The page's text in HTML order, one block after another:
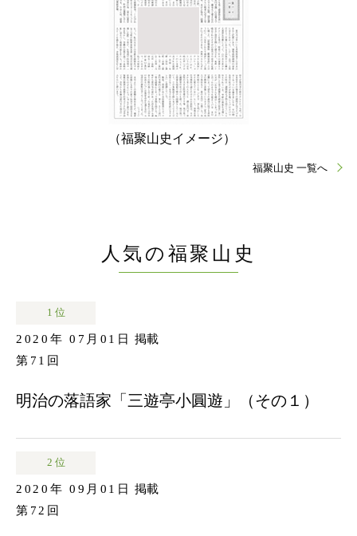
（福聚山史イメージ）
福聚山史 一覧へ
人気の福聚山史
1 位
2020年 07月01日
掲載
第71回
明治の落語家「三遊亭小圓遊」（その１）
2 位
2020年 09月01日
掲載
第72回